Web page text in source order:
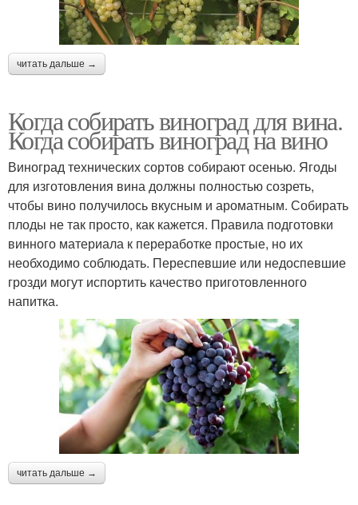
читать дальше →
Когда собирать виноград для вина.
Когда собирать виноград на вино
Виноград технических сортов собирают осенью. Ягоды
для изготовления вина должны полностью созреть,
чтобы вино получилось вкусным и ароматным. Собирать
плоды не так просто, как кажется. Правила подготовки
винного материала к переработке простые, но их
необходимо соблюдать. Переспевшие или недоспевшие
грозди могут испортить качество приготовленного
напитка.
читать дальше →